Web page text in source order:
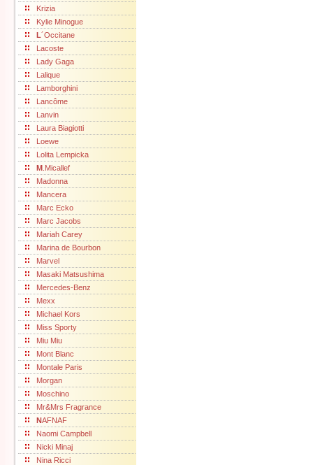
Krizia
Kylie Minogue
L´Occitane
Lacoste
Lady Gaga
Lalique
Lamborghini
Lancôme
Lanvin
Laura Biagiotti
Loewe
Lolita Lempicka
M .Micallef
Madonna
Mancera
Marc Ecko
Marc Jacobs
Mariah Carey
Marina de Bourbon
Marvel
Masaki Matsushima
Mercedes-Benz
Mexx
Michael Kors
Miss Sporty
Miu Miu
Mont Blanc
Montale Paris
Morgan
Moschino
Mr&Mrs Fragrance
NAFNAF
Naomi Campbell
Nicki Minaj
Nina Ricci